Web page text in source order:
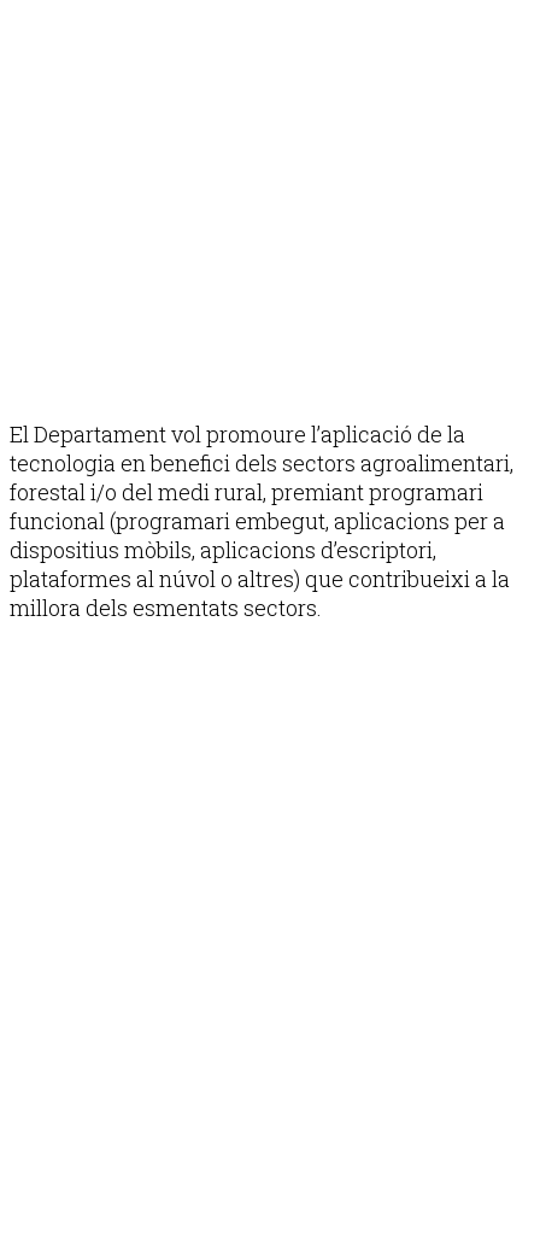
El Departament vol promoure l’aplicació de la
tecnologia en benefici dels sectors agroalimentari,
forestal i/o del medi rural, premiant programari
funcional (programari embegut, aplicacions per a
dispositius mòbils, aplicacions d’escriptori,
plataformes al núvol o altres) que contribueixi a la
millora dels esmentats sectors.